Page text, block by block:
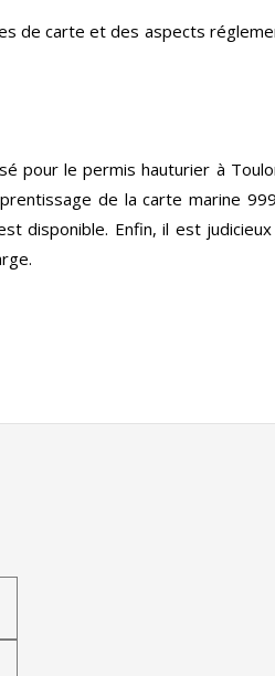
de carte et des aspects
pour le permis hauturier à
de la carte marine
disponible. Enfin, il est